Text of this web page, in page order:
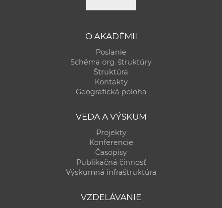
O AKADÉMII
Poslanie
Schéma org. štruktúry
Štruktúra
Kontakty
Geografická poloha
VEDA A VÝSKUM
Projekty
Konferencie
Časopisy
Publikačná činnosť
Výskumná infraštruktúra
VZDELÁVANIE